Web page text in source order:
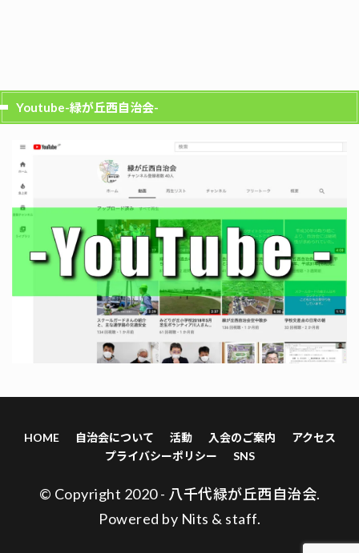
Youtube-緑が丘西自治会-
HOME 自治会について 活動 入会のご案内
アクセス
プライバシーポリシー
SNS
© Copyright 2020 - 八千代緑が丘西自治会.
Powered by Nits & staff.